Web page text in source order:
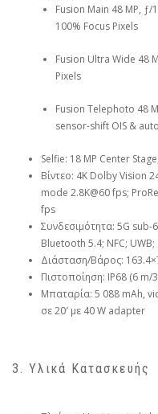
Fusion Main 48 MP, ƒ/
100% Focus Pixels
Fusion Ultra Wide 48
Pixels
Fusion Telephoto 48
sensor-shift OIS &
Selfie: 18 MP Center
Βίντεο: 4K Dolby Vision
mode 2.8K@60 fps;
fps
Συνδεσιμότητα: 5G sub-
Bluetooth 5.4; NFC; UWB;
Διάσταση/Βάρος:
Πιστοποίηση: IP68 (6 m/
Μπαταρία: 5 088 mAh,
σε 20′ με 40 W adapter
3. Υλικά Κατασκευής